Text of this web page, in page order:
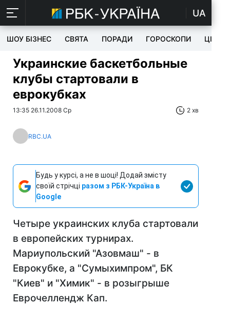
UA
ШОУ БІЗНЕС СВЯТА ПОРАДИ ГОРОСКОПИ ЦІКАВЕ
Украинские баскетбольные
клубы стартовали в
еврокубках
13:35 26.11.2008 Ср 2 хв
RBC.UA
Будь у курсі, а не в шоці! Додай змісту
своїй стрічці разом з РБК-Україна в
Google
Четыре украинских клуба стартовали
в европейских турнирах.
Мариупольский "Азовмаш" - в
Еврокубке, а "Сумыхимпром", БК
"Киев" и "Химик" - в розыгрыше
Еврочеллендж Кап.